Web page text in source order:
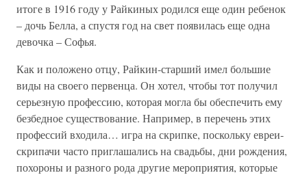
итоге в 1916 году у Райкиных родился еще один ребенок
– дочь Белла, а спустя год на свет появилась еще одна
девочка – Софья.
Как и положено отцу, Райкин-старший имел большие
виды на своего первенца. Он хотел, чтобы тот получил
серьезную профессию, которая могла бы обеспечить ему
безбедное существование. Например, в перечень этих
профессий входила… игра на скрипке, поскольку евреи-
скрипачи часто приглашались на свадьбы, дни рождения,
похороны и разного рода другие мероприятия, которые